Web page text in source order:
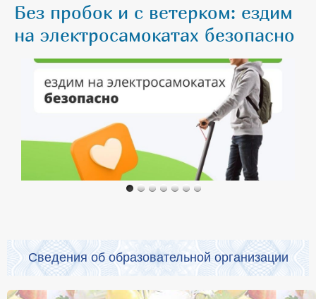
Без пробок и с ветерком: ездим
на электросамокатах безопасно
Сведения об образовательной организации